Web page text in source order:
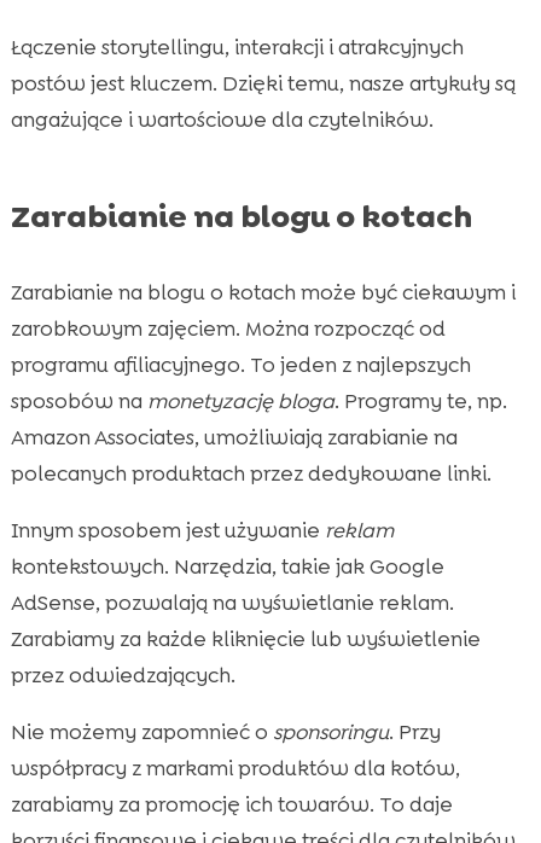
Łączenie storytellingu, interakcji i atrakcyjnych
postów jest kluczem. Dzięki temu, nasze artykuły są
angażujące i wartościowe dla czytelników.
Zarabianie na blogu o kotach
Zarabianie na blogu o kotach może być ciekawym i
zarobkowym zajęciem. Można rozpocząć od
programu afiliacyjnego. To jeden z najlepszych
sposobów na monetyzację bloga. Programy te, np.
Amazon Associates, umożliwiają zarabianie na
polecanych produktach przez dedykowane linki.
Innym sposobem jest używanie reklam
kontekstowych. Narzędzia, takie jak Google
AdSense, pozwalają na wyświetlanie reklam.
Zarabiamy za każde kliknięcie lub wyświetlenie
przez odwiedzających.
Nie możemy zapomnieć o sponsoringu. Przy
współpracy z markami produktów dla kotów,
zarabiamy za promocję ich towarów. To daje